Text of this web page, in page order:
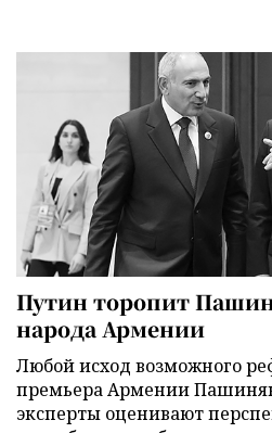
Путин торопит
народа Армении
Любой исход возможного
премьера Армении
эксперты оценивают